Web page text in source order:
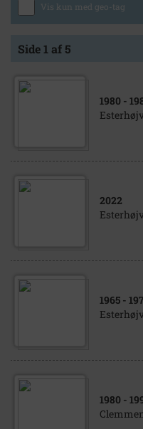
Vis kun med geo-tag
Side 1 af 5
1980 -
2022
1965 -
1980 -